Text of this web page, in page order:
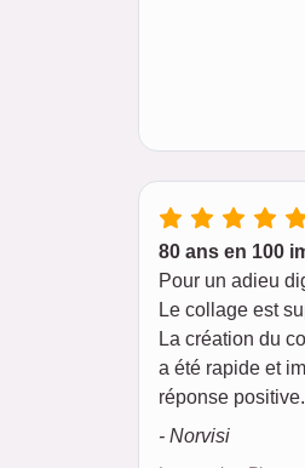
80 ans en 100
Pour un adieu
Le collage est
La création du
a été rapide et
réponse
- Norvisi